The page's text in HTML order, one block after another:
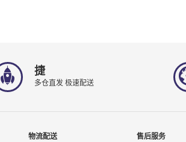
捷
多仓直发 极速配送
物流配送 售后服务